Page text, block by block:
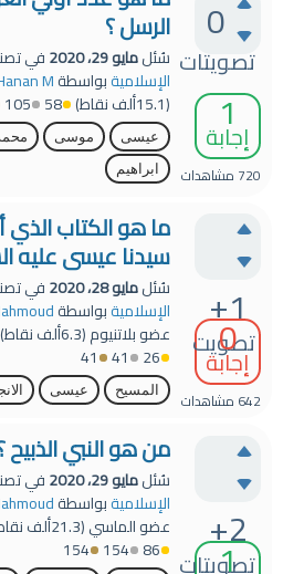
0
تصويتات
1
إجابة
720 مشاهدات
الرسل ؟
سُئلمايو 29، 2020 في
الإسلاميةبواسطةM.
(15.1ألف نقاط) 58
105
عيسى موسى
ابراهيم
+1
تصويت
0
إجابة
642 مشاهدات
ما هو الكتاب الذي
سيدنا عيسى عليه
سُئلمايو 28، 2020 في
الإسلاميةبواسطة
عضو بلاتنيوم(6.3ألف
نقاط)
26
41
41
المسيح عيسى
+2
تصويتات
1
من هو النبي الذبيح
سُئلمايو 29، 2020 في
الإسلاميةبواسطة
عضو الماسي(21.3ألف
86
154
154